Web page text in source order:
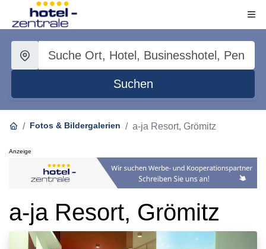
Suchen
Fotos & Bildergalerien a-ja Resort, Grömitz
Anzeige
a-ja Resort, Grömitz